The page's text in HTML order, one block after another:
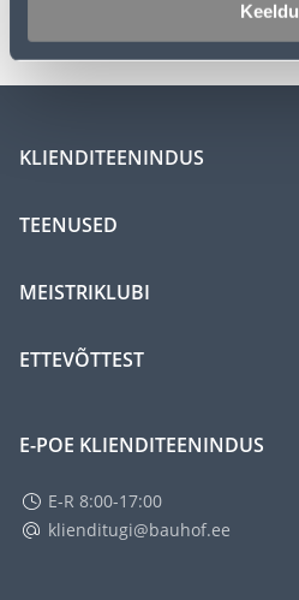
Keeldu
KLIENDITEENINDUS
TEENUSED
MEISTRIKLUBI
ETTEVÕTTEST
E-POE KLIENDITEENINDUS
E-R 8:00-17:00
klienditugi@bauhof.ee